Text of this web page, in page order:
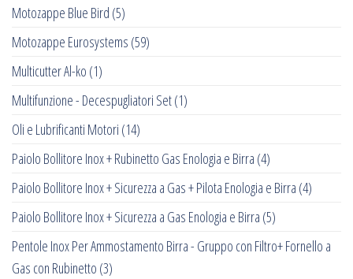
Motozappe Blue Bird (5)
Motozappe Eurosystems (59)
Multicutter Al-ko (1)
Multifunzione - Decespugliatori Set(1)
Oli e Lubrificanti Motori (14)
Paiolo Bollitore Inox + Rubinetto Gas Enologia e Birra (4)
Paiolo Bollitore Inox + Sicurezza a Gas + Pilota Enologia e Birra (4)
Paiolo Bollitore Inox + Sicurezza a Gas Enologia e Birra (5)
Pentole Inox Per Ammostamento Birra - Gruppo con Filtro+ Fornello a
Gas con Rubinetto (3)